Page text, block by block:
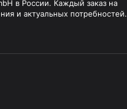
в России. Каждый заказ на
и актуальных потребностей.